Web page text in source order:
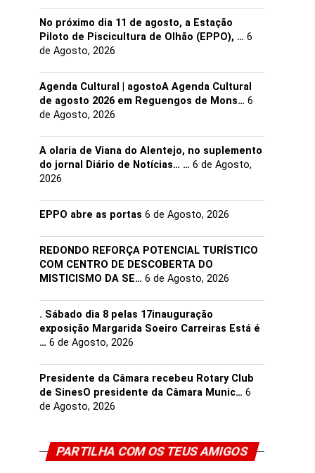
No próximo dia 11 de agosto, a Estação
Piloto de Piscicultura de Olhão (EPPO), … 6
de Agosto, 2026
Agenda Cultural | agostoA Agenda Cultural
de agosto 2026 em Reguengos de Mons… 6
de Agosto, 2026
A olaria de Viana do Alentejo, no suplemento
do jornal Diário de Notícias… … 6 de Agosto,
2026
EPPO abre as portas 6 de Agosto, 2026
REDONDO REFORÇA POTENCIAL TURÍSTICO
COM CENTRO DE DESCOBERTA DO
MISTICISMO DA SE… 6 de Agosto, 2026
. Sábado dia 8 pelas 17inauguração
exposição Margarida Soeiro Carreiras Está é
… 6 de Agosto, 2026
Presidente da Câmara recebeu Rotary Club
de SinesO presidente da Câmara Munic… 6
de Agosto, 2026
PARTILHA COM OS TEUS AMIGOS